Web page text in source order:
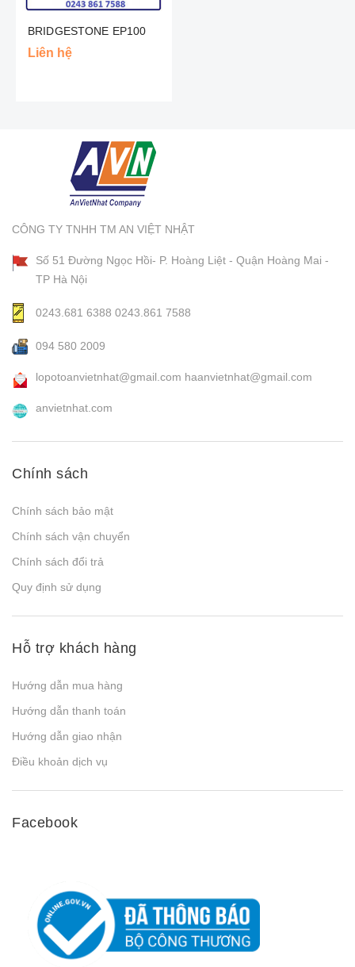
BRIDGESTONE EP100
Liên hệ
CÔNG TY TNHH TM AN VIỆT NHẬT
Số 51 Đường Ngọc Hồi- P. Hoàng Liệt - Quận Hoàng Mai -
TP Hà Nội
0243.681 6388 0243.861 7588
094 580 2009
lopotoanvietnhat@gmail.com haanvietnhat@gmail.com
anvietnhat.com
Chính sách
Chính sách bảo mật
Chính sách vận chuyển
Chính sách đổi trả
Quy định sử dụng
Hỗ trợ khách hàng
Hướng dẫn mua hàng
Hướng dẫn thanh toán
Hướng dẫn giao nhận
Điều khoản dịch vụ
Facebook